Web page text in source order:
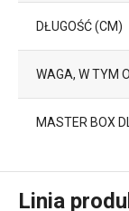
DŁUGOŚĆ (CM)
WAGA, W TYM
MASTER BOX
Linia